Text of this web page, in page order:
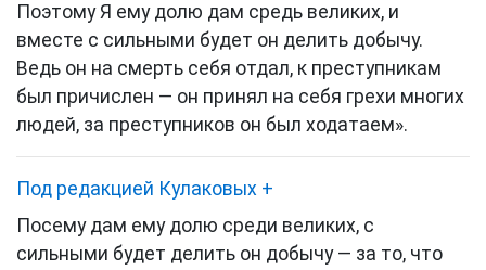
Поэтому Я ему долю дам средь великих, и
вместе с сильными будет он делить добычу.
Ведь он на смерть себя отдал, к преступникам
был причислен — он принял на себя грехи многих
людей, за преступников он был ходатаем».
Под редакцией Кулаковых +
Посему дам ему долю среди великих, с
сильными будет делить он добычу — за то, что